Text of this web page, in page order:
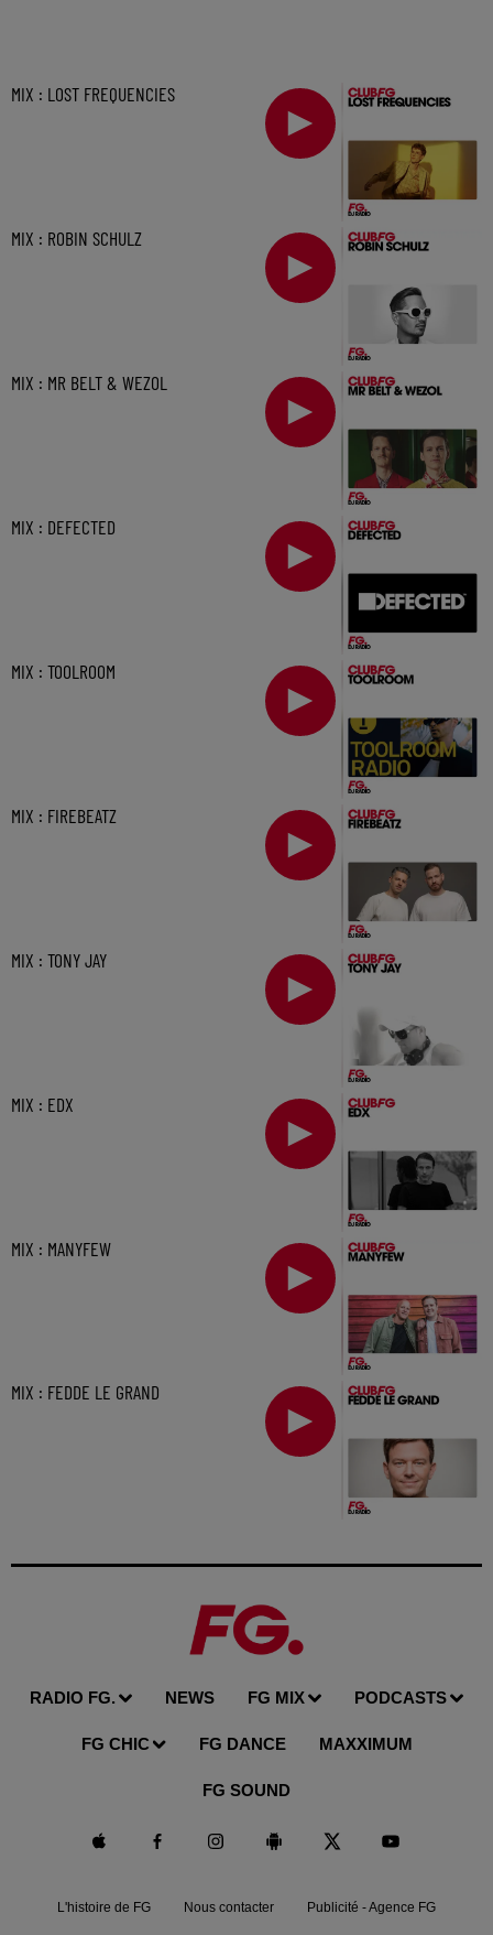
MIX : LOST FREQUENCIES
MIX : ROBIN SCHULZ
MIX : MR BELT & WEZOL
MIX : DEFECTED
MIX : TOOLROOM
MIX : FIREBEATZ
MIX : TONY JAY
MIX : EDX
MIX : MANYFEW
MIX : FEDDE LE GRAND
RADIO FG. NEWS FG MIX PODCASTS
FG CHIC FG DANCE MAXXIMUM
FG SOUND
L'histoire de FG Nous contacter Publicité - Agence FG